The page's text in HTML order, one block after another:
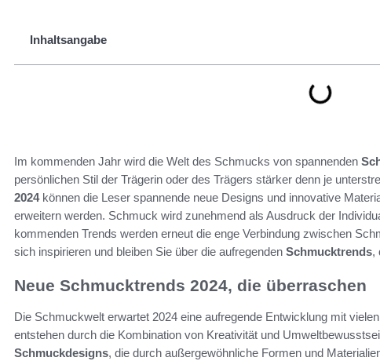
Inhaltsangabe
Im kommenden Jahr wird die Welt des Schmucks von spannenden
persönlichen Stil der Trägerin oder des Trägers stärker denn je
2024können die Leser spannende neue Designs und innovative
erweitern werden. Schmuck wird zunehmend als Ausdruck der
kommenden Trends werden erneut die enge Verbindung zwischen
sich inspirieren und bleiben Sie über die aufregenden Schmucktrends,
Neue Schmucktrends 2024, die überraschen
Die Schmuckwelt erwartet 2024 eine aufregende Entwicklung mit
entstehen durch die Kombination von Kreativität und
Schmuckdesigns, die durch außergewöhnliche Formen und